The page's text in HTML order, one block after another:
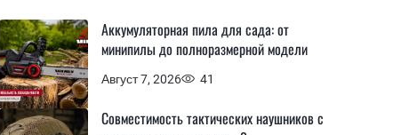
Август 7, 2026 41
Аккумуляторная пила для сада: от
минипилы до полноразмерной модели
Совместимость тактических наушников с